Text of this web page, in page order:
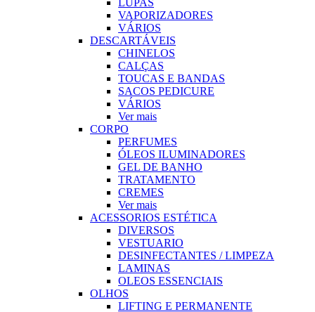
VAPORIZADORES
VÁRIOS
DESCARTÁVEIS
CHINELOS
CALÇAS
TOUCAS E BANDAS
SACOS PEDICURE
VÁRIOS
Ver mais
CORPO
PERFUMES
ÓLEOS ILUMINADORES
GEL DE BANHO
TRATAMENTO
CREMES
Ver mais
ACESSORIOS ESTÉTICA
DIVERSOS
VESTUARIO
DESINFECTANTES / LIMPEZA
LAMINAS
OLEOS ESSENCIAIS
OLHOS
LIFTING E PERMANENTE